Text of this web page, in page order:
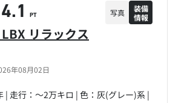
年08月02日
リラックス
| 走行：～2万キロ | 色：灰(グレー)系 |
4.1 PT 写真
装備
情報